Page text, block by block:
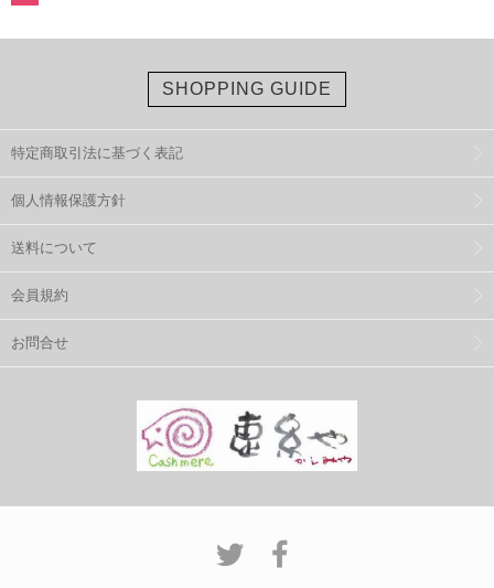
SHOPPING GUIDE
特定商取引法に基づく表記
個人情報保護方針
送料について
会員規約
お問合せ